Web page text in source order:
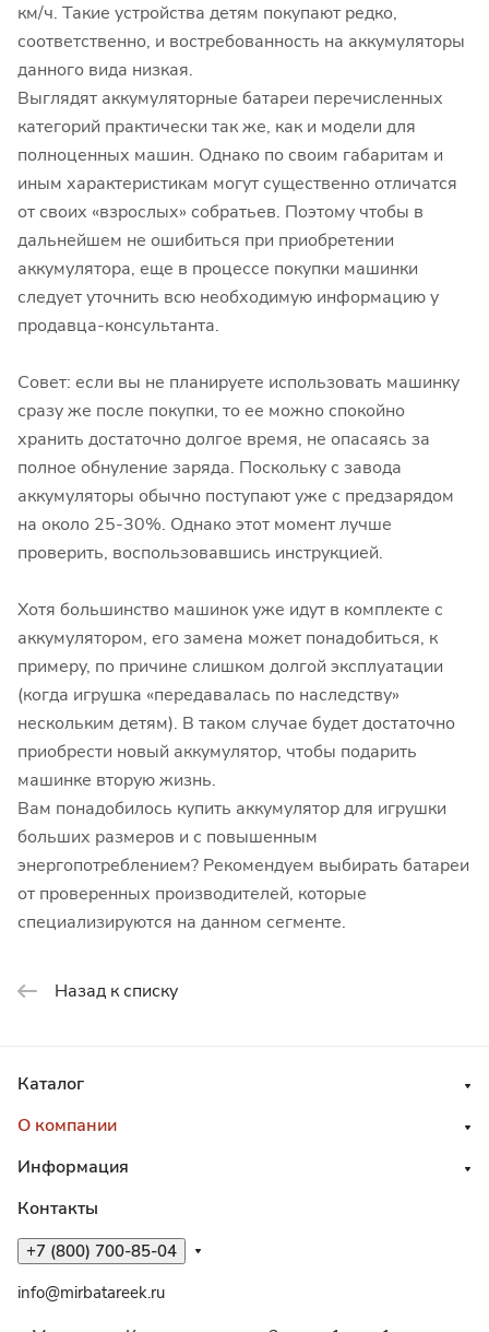
км/ч. Такие устройства детям покупают редко,
соответственно, и востребованность на аккумуляторы
данного вида низкая.
Выглядят аккумуляторные батареи перечисленных
категорий практически так же, как и модели для
полноценных машин. Однако по своим габаритам и
иным характеристикам могут существенно отличатся
от своих «взрослых» собратьев. Поэтому чтобы в
дальнейшем не ошибиться при приобретении
аккумулятора, еще в процессе покупки машинки
следует уточнить всю необходимую информацию у
продавца-консультанта.
Совет: если вы не планируете использовать машинку
сразу же после покупки, то ее можно спокойно
хранить достаточно долгое время, не опасаясь за
полное обнуление заряда. Поскольку с завода
аккумуляторы обычно поступают уже с предзарядом
на около 25-30%. Однако этот момент лучше
проверить, воспользовавшись инструкцией.
Хотя большинство машинок уже идут в комплекте с
аккумулятором, его замена может понадобиться, к
примеру, по причине слишком долгой эксплуатации
(когда игрушка «передавалась по наследству»
нескольким детям). В таком случае будет достаточно
приобрести новый аккумулятор, чтобы подарить
машинке вторую жизнь.
Вам понадобилось купить аккумулятор для игрушки
больших размеров и с повышенным
энергопотреблением? Рекомендуем выбирать батареи
от проверенных производителей, которые
специализируются на данном сегменте.
Назад к списку
Каталог
О компании
Информация
Контакты
+7 (800) 700-85-04
info@mirbatareek.ru